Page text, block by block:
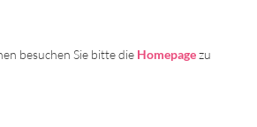
besuchen Sie bitte die Homepagezu